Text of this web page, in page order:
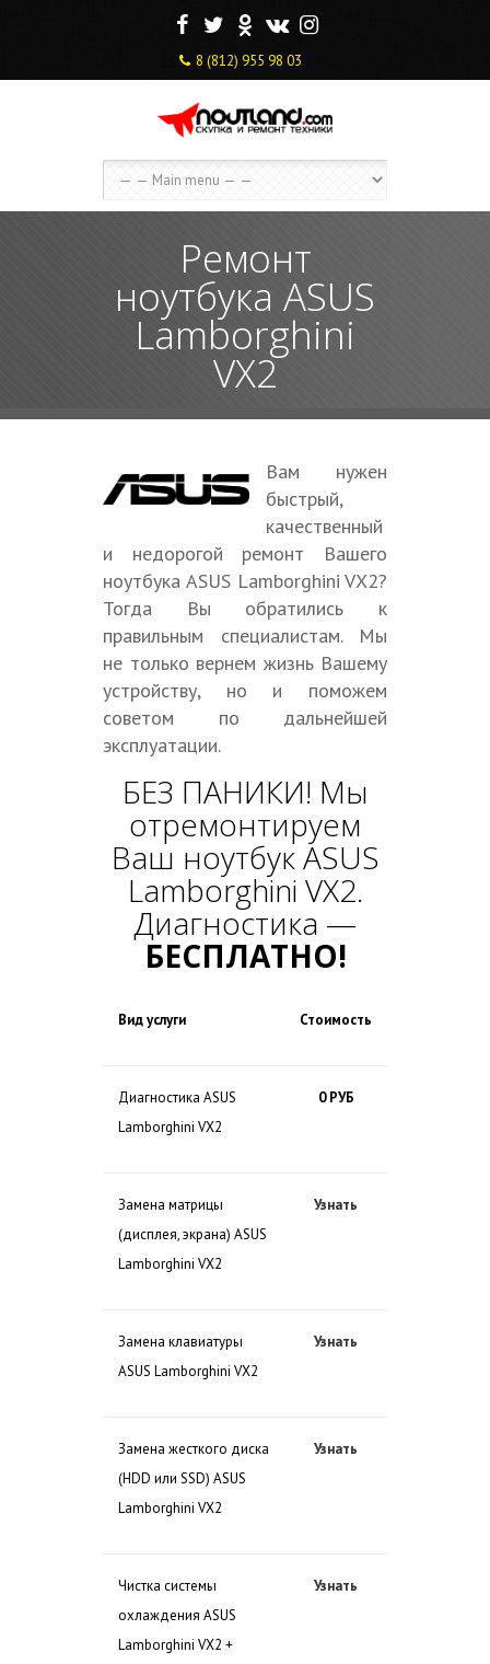
F T O V I
8 (812) 955 98 03
Ремонт
ноутбука ASUS
Lamborghini
VX2
Вам нужен
быстрый,
качественный
и недорогой ремонт Вашего
ноутбука ASUS Lamborghini VX2?
Тогда Вы обратились к
правильным специалистам. Мы
не только вернем жизнь Вашему
устройству, но и поможем
советом по дальнейшей
эксплуатации.
БЕЗ ПАНИКИ! Мы
отремонтируем
Ваш ноутбук ASUS
Lamborghini VX2.
Диагностика —
БЕСПЛАТНО!
Вид услуги Стоимость
Диагностика ASUS
Lamborghini VX2
0 РУБ
Замена матрицы
(дисплея, экрана) ASUS
Lamborghini VX2
Узнать
Замена клавиатуры
ASUS Lamborghini VX2
Узнать
Замена жесткого диска
(HDD или SSD) ASUS
Lamborghini VX2
Узнать
Чистка системы
охлаждения ASUS
Lamborghini VX2 +
Узнать